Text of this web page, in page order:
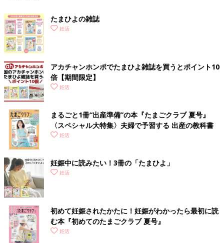
たまひよの雑誌
妊活
アカチャンホンポでたまひよ雑誌を買うとポイント10
倍【期間限定】
妊活
まるごと1冊“出産準備”の本『たまごクラブ 夏号』
〈スペシャル大特集〉夫婦で予習する 出産の教科書
妊活
妊娠中に読みたい！3冊の「たまひよ」
妊活
初めて妊娠されたかたに！妊娠がわかったら最初に読
む本『初めてのたまごクラブ 夏号』
妊活